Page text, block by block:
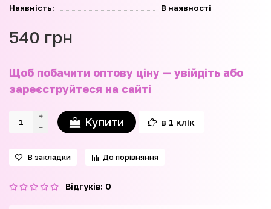
Наявність:
В наявності
540 грн
Щоб побачити оптову ціну — увійдіть або
зареєструйтеся на сайті
Купити в 1 клік
В закладки До порівняння
Відгуків: 0